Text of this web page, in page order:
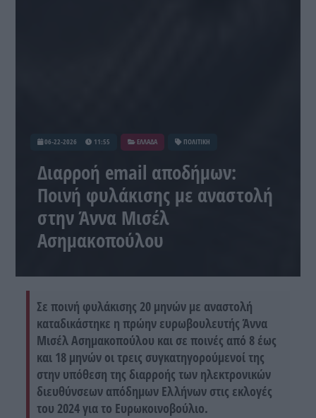
06-22-2026 11:55 ΕΛΛΑΔΑ ΠΟΛΙΤΙΚΗ
Διαρροή email αποδήμων:
Ποινή φυλάκισης με αναστολή
στην Άννα Μισέλ
Ασημακοπούλου
Σε ποινή φυλάκισης 20 μηνών με αναστολή
καταδικάστηκε η πρώην ευρωβουλευτής Άννα
Μισέλ Ασημακοπούλου και σε ποινές από 8 έως
και 18 μηνών οι τρεις συγκατηγορούμενοί της
στην υπόθεση της διαρροής των ηλεκτρονικών
διευθύνσεων απόδημων Ελλήνων στις εκλογές
του 2024 για το Ευρωκοινοβούλιο.